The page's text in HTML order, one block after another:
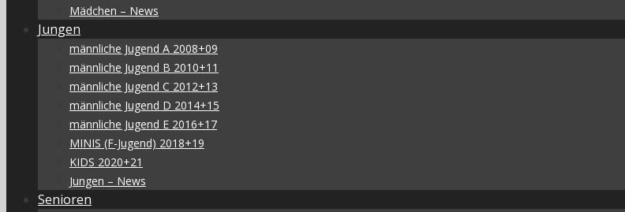
Mädchen – News
Jungen
männliche Jugend A 2008+09
männliche Jugend B 2010+11
männliche Jugend C 2012+13
männliche Jugend D 2014+15
männliche Jugend E 2016+17
MINIS (F-Jugend) 2018+19
KIDS 2020+21
Jungen – News
Senioren